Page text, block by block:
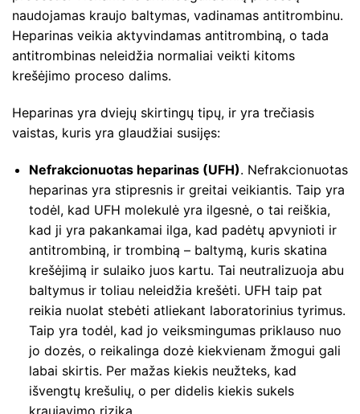
naudojamas kraujo baltymas, vadinamas antitrombinu.
Heparinas veikia aktyvindamas antitrombiną, o tada
antitrombinas neleidžia normaliai veikti kitoms
krešėjimo proceso dalims.
Heparinas yra dviejų skirtingų tipų, ir yra trečiasis
vaistas, kuris yra glaudžiai susijęs:
Nefrakcionuotas heparinas (UFH). Nefrakcionuotas
heparinas yra stipresnis ir greitai veikiantis. Taip yra
todėl, kad UFH molekulė yra ilgesnė, o tai reiškia,
kad ji yra pakankamai ilga, kad padėtų apvynioti ir
antitrombiną, ir trombiną – baltymą, kuris skatina
krešėjimą ir sulaiko juos kartu. Tai neutralizuoja abu
baltymus ir toliau neleidžia krešėti. UFH taip pat
reikia nuolat stebėti atliekant laboratorinius tyrimus.
Taip yra todėl, kad jo veiksmingumas priklauso nuo
jo dozės, o reikalinga dozė kiekvienam žmogui gali
labai skirtis. Per mažas kiekis neužteks, kad
išvengtų krešulių, o per didelis kiekis sukels